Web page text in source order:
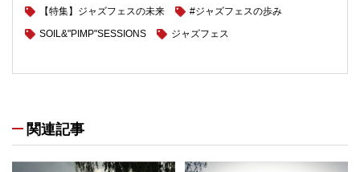
【特集】ジャズフェスの未来
#ジャズフェスの歩み
SOIL&"PIMP"SESSIONS
ジャズフェス
関連記事